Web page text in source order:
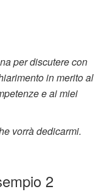
per discutere con
in merito al
e ai miei
vorrà dedicarmi.
2